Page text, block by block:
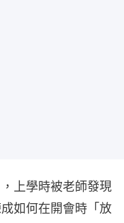
上學時被老師發現
如何在開會時「放